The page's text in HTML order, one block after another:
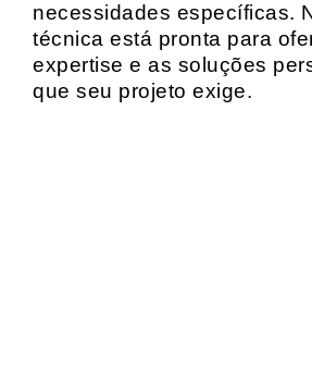
necessidades específicas.
técnica está pronta para
expertise e as soluções
que seu projeto exige.